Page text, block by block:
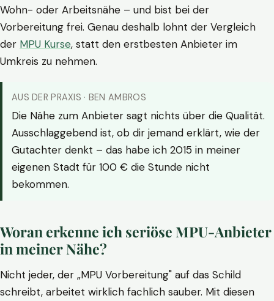
Wohn- oder Arbeitsnähe – und bist bei der
Vorbereitung frei. Genau deshalb lohnt der Vergleich
der MPU Kurse, statt den erstbesten Anbieter im
Umkreis zu nehmen.
AUS DER PRAXIS · BEN AMBROS
Die Nähe zum Anbieter sagt nichts über die Qualität.
Ausschlaggebend ist, ob dir jemand erklärt, wie der
Gutachter denkt – das habe ich 2015 in meiner
eigenen Stadt für 100 € die Stunde nicht
bekommen.
Woran erkenne ich seriöse MPU-Anbieter
in meiner Nähe?
Nicht jeder, der „MPU Vorbereitung" auf das Schild
schreibt, arbeitet wirklich fachlich sauber. Mit diesen